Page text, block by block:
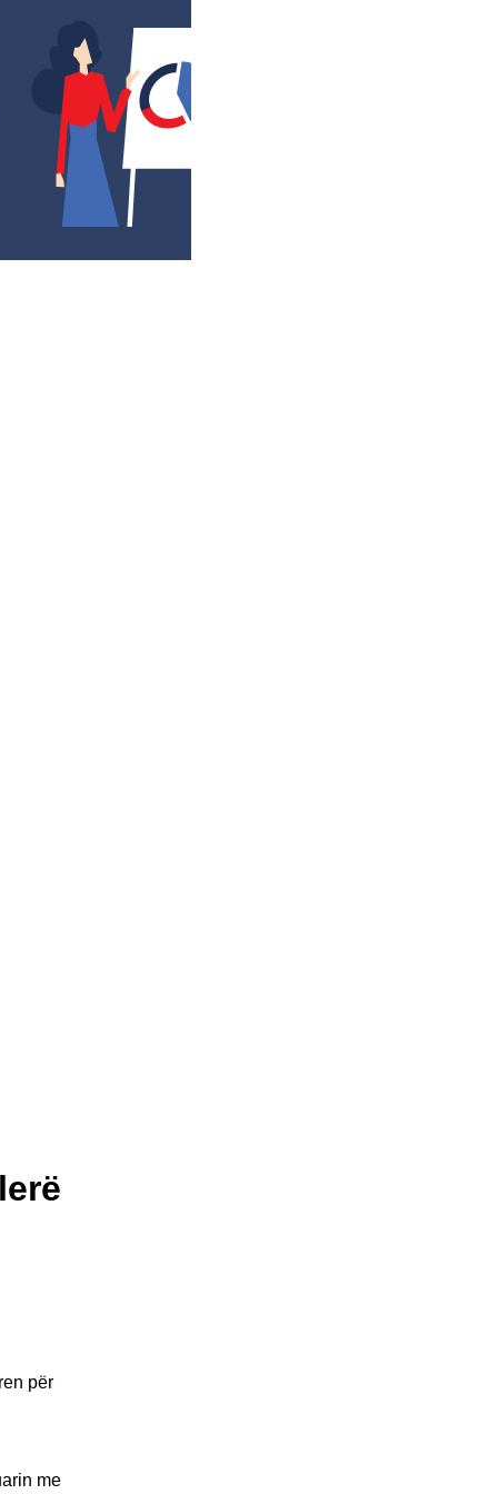
për
me